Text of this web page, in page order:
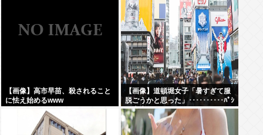
【画像】高市早苗、殺されること
に怯え始めるwww
【画像】道頓堀女子「暑すぎて服
脱ごうかと思った」･･････････ﾊﾟｼ
ｬｯ！！